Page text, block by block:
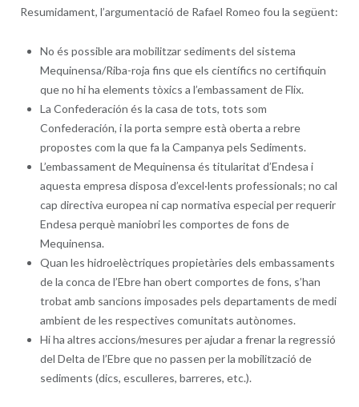
Resumidament, l’argumentació de Rafael Romeo fou la següent:
No és possible ara mobilitzar sediments del sistema
Mequinensa/Riba-roja fins que els científics no certifiquin
que no hi ha elements tòxics a l’embassament de Flix.
La Confederación és la casa de tots, tots som
Confederación, i la porta sempre està oberta a rebre
propostes com la que fa la Campanya pels Sediments.
L’embassament de Mequinensa és titularitat d’Endesa i
aquesta empresa disposa d’excel·lents professionals; no cal
cap directiva europea ni cap normativa especial per requerir
Endesa perquè maniobri les comportes de fons de
Mequinensa.
Quan les hidroelèctriques propietàries dels embassaments
de la conca de l’Ebre han obert comportes de fons, s’han
trobat amb sancions imposades pels departaments de medi
ambient de les respectives comunitats autònomes.
Hi ha altres accions/mesures per ajudar a frenar la regressió
del Delta de l’Ebre que no passen per la mobilització de
sediments (dics, esculleres, barreres, etc.).